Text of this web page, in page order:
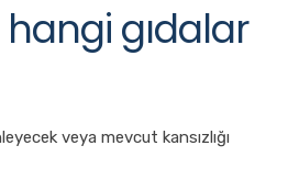
gıdalar
veya mevcut kansızlığı